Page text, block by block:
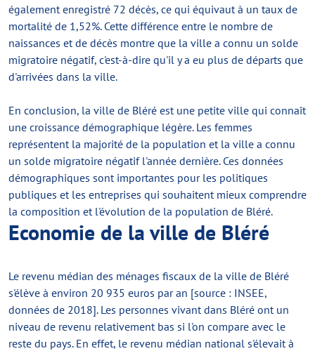
également enregistré 72 décès, ce qui équivaut à un taux de
mortalité de 1,52%. Cette différence entre le nombre de
naissances et de décès montre que la ville a connu un solde
migratoire négatif, c'est-à-dire qu'il y a eu plus de départs que
d'arrivées dans la ville.
En conclusion, la ville de Bléré est une petite ville qui connaît
une croissance démographique légère. Les femmes
représentent la majorité de la population et la ville a connu
un solde migratoire négatif l'année dernière. Ces données
démographiques sont importantes pour les politiques
publiques et les entreprises qui souhaitent mieux comprendre
la composition et l'évolution de la population de Bléré.
Economie de la ville de Bléré
Le revenu médian des ménages fiscaux de la ville de Bléré
s'élève à environ 20 935 euros par an [source : INSEE,
données de 2018]. Les personnes vivant dans Bléré ont un
niveau de revenu relativement bas si l'on compare avec le
reste du pays. En effet, le revenu médian national s'élevait à